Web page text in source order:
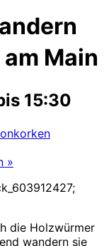
Main
15:30
»
die Holzwürmer
wandern sie